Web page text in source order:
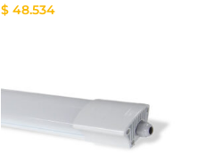
$ 48.534